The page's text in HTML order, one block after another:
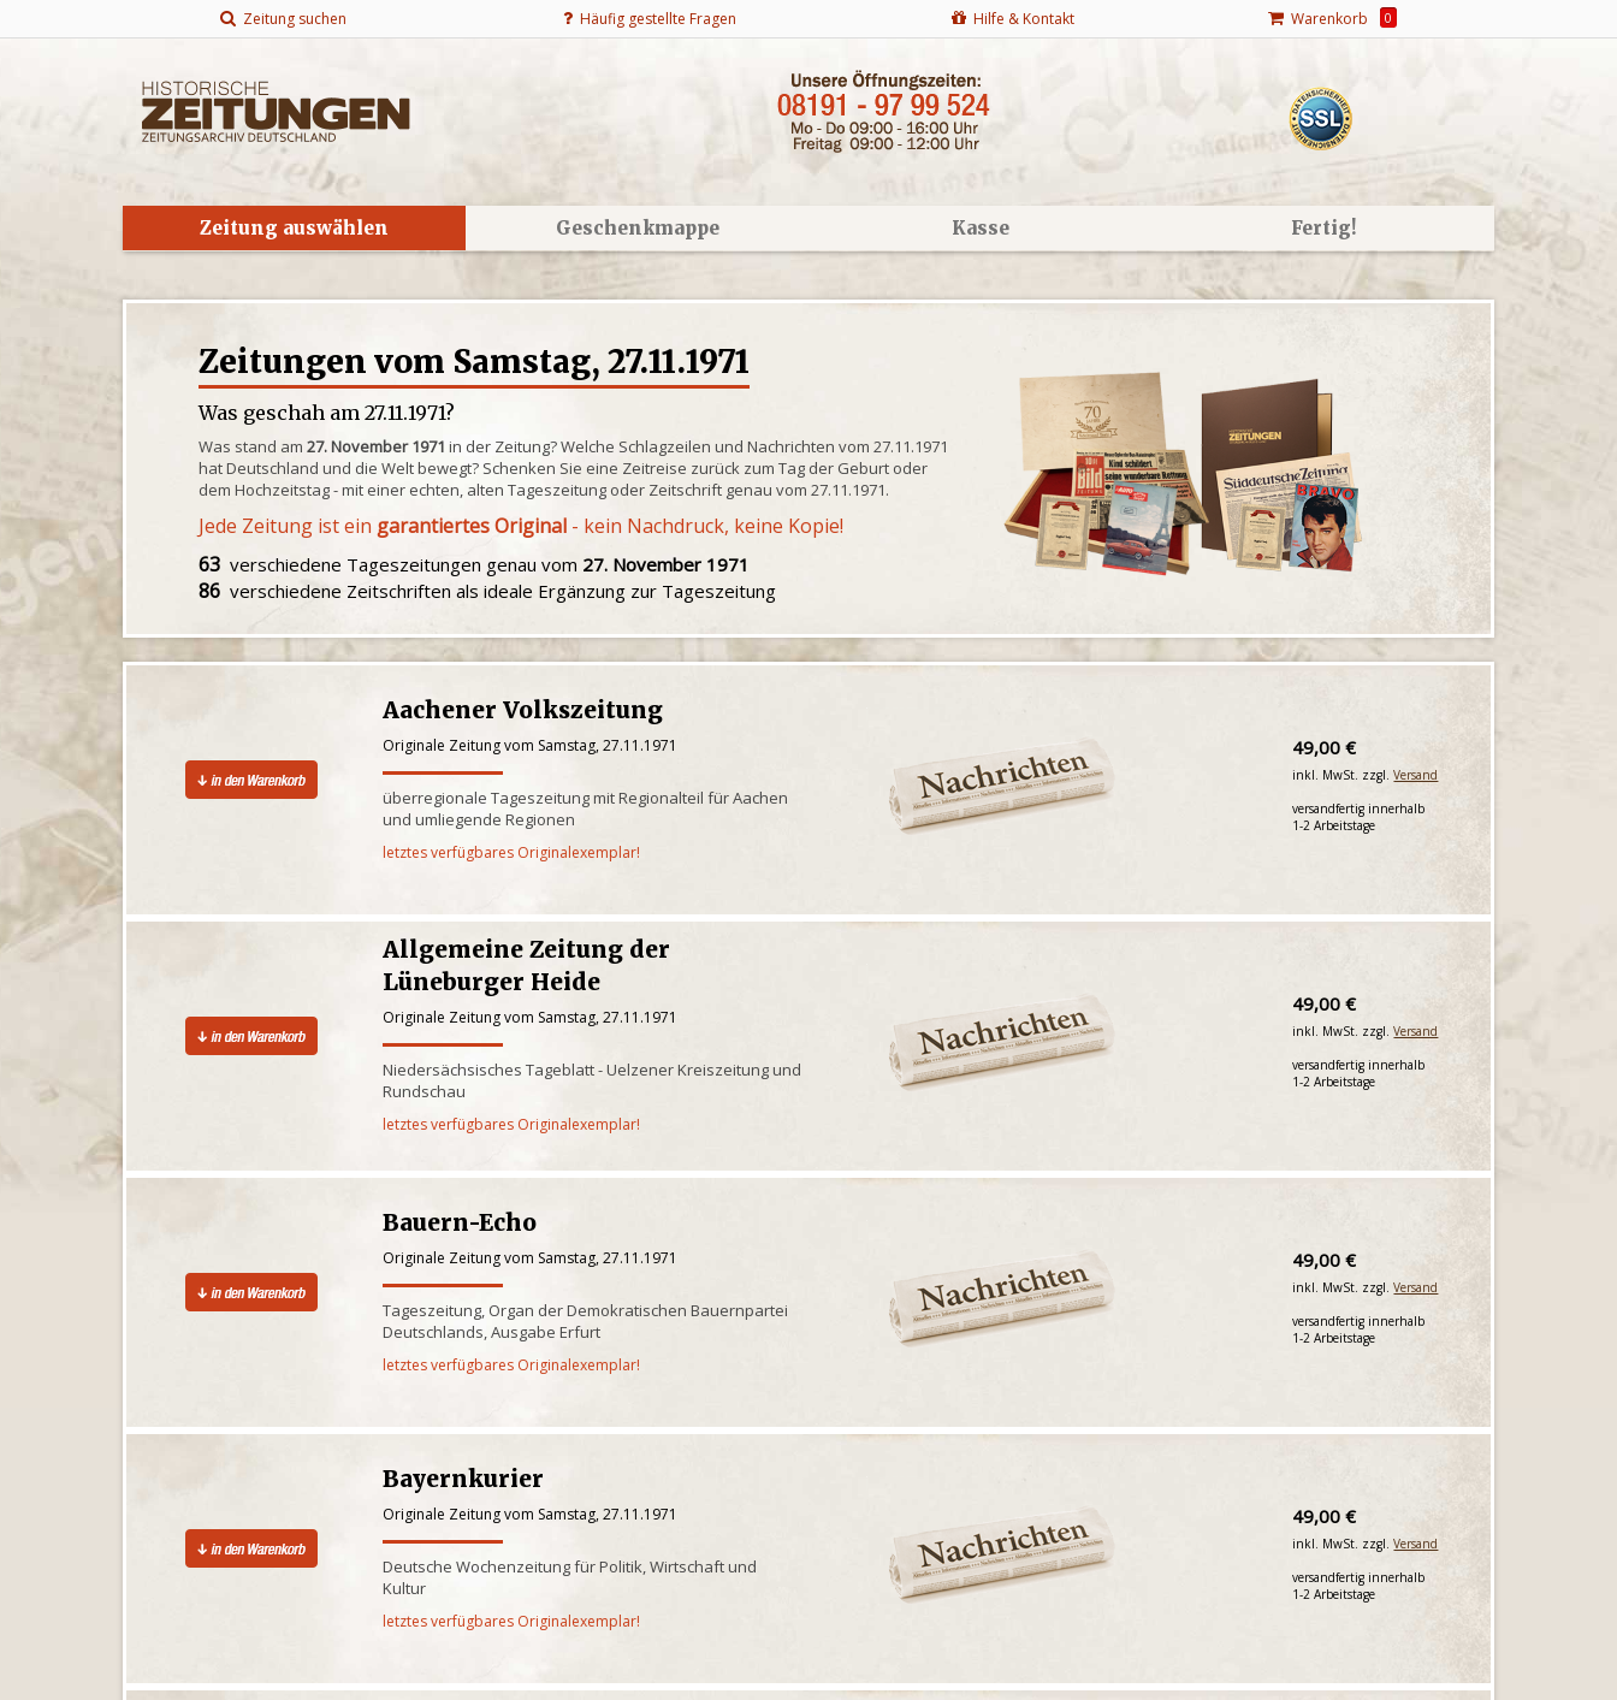
Zeitung suchen Häufig gestellte Fragen Hilfe & Kontakt Warenkorb 0
Zeitung auswählen Geschenkmappe Kasse Fertig!
Zeitungen vom Samstag, 27.11.1971
Was geschah am 27.11.1971?
Was stand am27. November 1971 in der Zeitung? Welche Schlagzeilen und Nachrichten vom 27.11.1971
hat Deutschland und die Welt bewegt? Schenken Sie eine Zeitreise zurück zum Tag der Geburt oder
dem Hochzeitstag - mit einer echten, alten Tageszeitung oder Zeitschrift genau vom 27.11.1971.
Jede Zeitung ist ein garantiertes Original - kein Nachdruck, keine Kopie!
63 verschiedene Tageszeitungen genau vom 27. November 1971
86 verschiedene Zeitschriften als ideale Ergänzung zur Tageszeitung
Aachener Volkszeitung
Originale Zeitung vom Samstag, 27.11.1971
überregionale Tageszeitung mit Regionalteil für Aachen
und umliegende Regionen
letztes verfügbares Originalexemplar!
49,00 €
inkl. MwSt. zzgl.Versand
versandfertig innerhalb
1-2 Arbeitstage
Allgemeine Zeitung der
Lüneburger Heide
Originale Zeitung vom Samstag, 27.11.1971
Niedersächsisches Tageblatt - Uelzener Kreiszeitung und
Rundschau
letztes verfügbares Originalexemplar!
49,00 €
inkl. MwSt. zzgl.Versand
versandfertig innerhalb
1-2 Arbeitstage
Bauern-Echo
Originale Zeitung vom Samstag, 27.11.1971
Tageszeitung, Organ der Demokratischen Bauernpartei
Deutschlands, Ausgabe Erfurt
letztes verfügbares Originalexemplar!
49,00 €
inkl. MwSt. zzgl.Versand
versandfertig innerhalb
1-2 Arbeitstage
Bayernkurier
Originale Zeitung vom Samstag, 27.11.1971
Deutsche Wochenzeitung für Politik, Wirtschaft und
Kultur
letztes verfügbares Originalexemplar!
49,00 €
inkl. MwSt. zzgl.Versand
versandfertig innerhalb
1-2 Arbeitstage